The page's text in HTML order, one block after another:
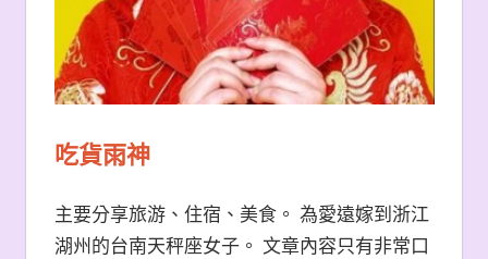
吃貨雨神
主要分享旅游、住宿、美食。 為愛遠嫁到浙江
湖州的台南天秤座女子。 文章內容只有非常口